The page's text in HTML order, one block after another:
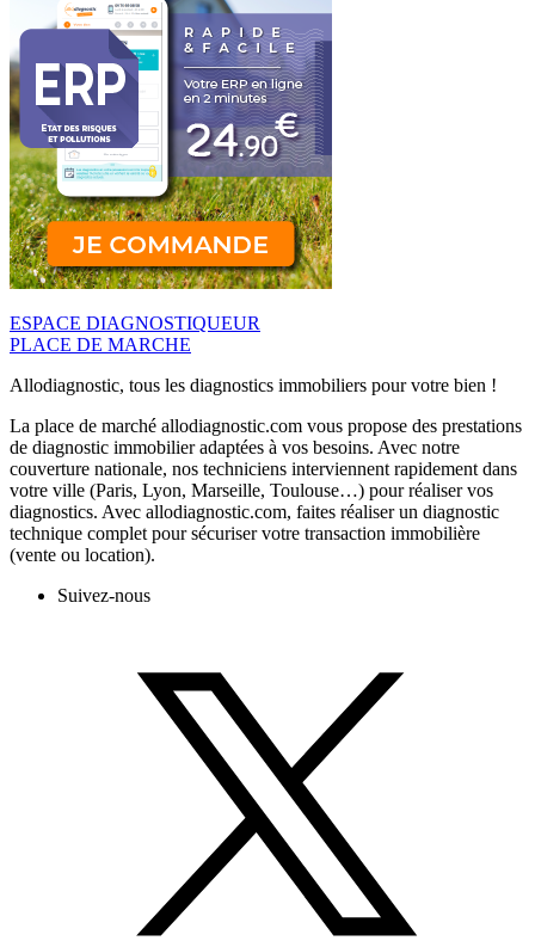
ESPACE DIAGNOSTIQUEUR
PLACE DE MARCHE
Allodiagnostic, tous les diagnostics immobiliers pour votre bien !
La place de marché allodiagnostic.com vous propose des prestations
de diagnostic immobilier adaptées à vos besoins. Avec notre
couverture nationale, nos techniciens interviennent rapidement dans
votre ville (Paris, Lyon, Marseille, Toulouse…) pour réaliser vos
diagnostics. Avec allodiagnostic.com, faites réaliser un diagnostic
technique complet pour sécuriser votre transaction immobilière
(vente ou location).
Suivez-nous